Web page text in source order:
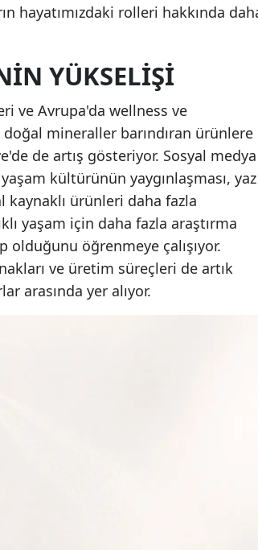
hayatımızdaki rolleri hakkında
YÜKSELIŞI
ve Avrupa'da wellness ve
mineraller barındıran ürünlere
de artış gösteriyor. Sosyal medya
kültürünün yaygınlaşması, yaz
ürünleri daha fazla
yaşam için daha fazla araştırma
öğrenmeye çalışıyor.
ve üretim süreçleri de artık
arasında yer alıyor.